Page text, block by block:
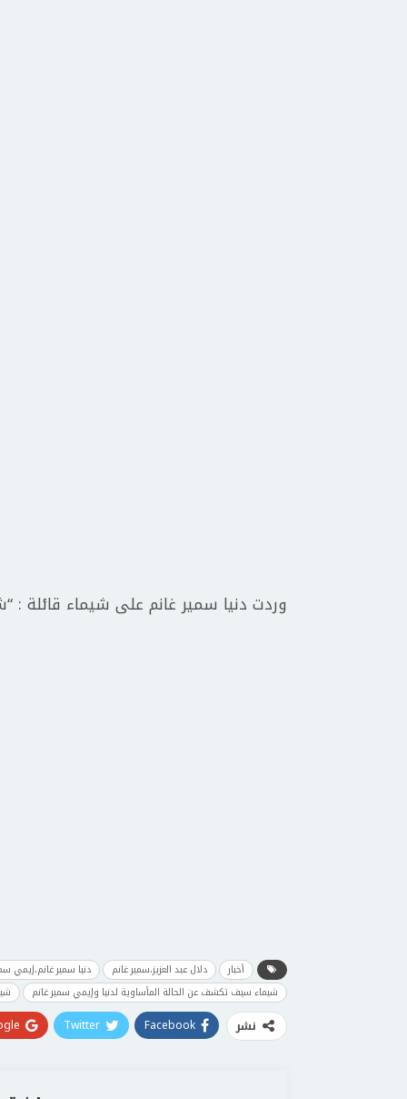
وردت دنيا سمير غانم على شيماء قائلة :
أخبار دلال عبد العزيز،سمير غانم
دنيا سمير غانم،إيمي
شيماء سيف تكشف عن الحالة المأساوية لدنيا وإيمي سمير غانم
نشر Facebook
Twitter